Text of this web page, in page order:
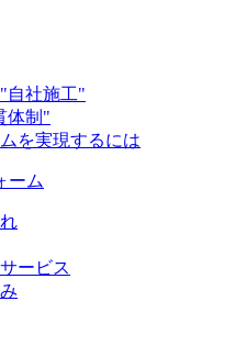
自社施工"
体制"
を実現するには
ーム
ービス